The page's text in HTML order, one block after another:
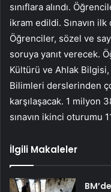
sınıflara alındı.
ikram edildi. Sınavın ilk
Öğrenciler, sözel ve
soruya yanıt verecek.
Kültürü ve Ahlak Bilgisi,
Bilimleri derslerinden
karşılaşacak. 1 milyon
sınavın ikinci oturumu
İlgili Makaleler